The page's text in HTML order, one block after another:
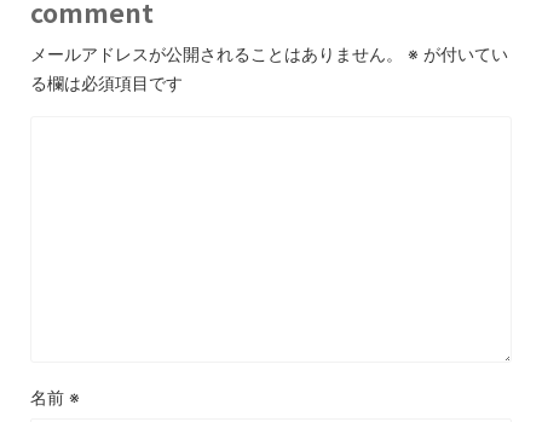
comment
メールアドレスが公開されることはありません。 ※ が付いてい
る欄は必須項目です
名前 ※